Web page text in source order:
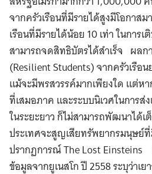
จากครัวเรือนที่มีรายได้สูงมีโอกาสม
เรือนที่มีรายได้น้อย 10 เท่า ในการ
สามารถจดสิทธิบัตรได้สำเร็จ ผลก
(Resilient Students) จากครัวเรือ
แม้จะมีพรสวรรค์มากเพียงใด แต่ห
ที่เสมอภาค และระบบนิเวศในการ
ในระยะยาว ก็ไม่สามารถพัฒนาได้
ประเทศจะสูญเสียทรัพยากรมนุษย์
ปรากฏการณ์ The Lost
ข้อมูลจากยูเนสโก ปี 2558 ระบุว่าเ